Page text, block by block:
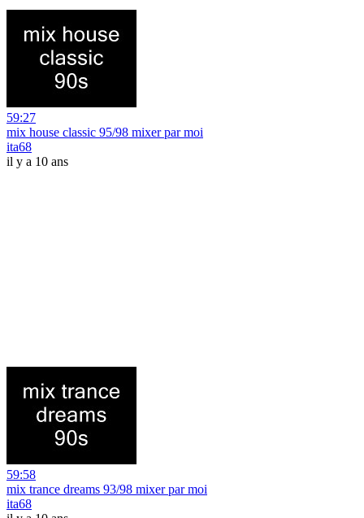
59:27
mix house classic 95/98 mixer par moi
ita68
il y a 10 ans
59:58
mix trance dreams 93/98 mixer par moi
ita68